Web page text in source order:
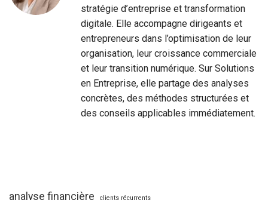
stratégie d’entreprise et transformation
digitale. Elle accompagne dirigeants et
entrepreneurs dans l’optimisation de leur
organisation, leur croissance commerciale
et leur transition numérique. Sur Solutions
en Entreprise, elle partage des analyses
concrètes, des méthodes structurées et
des conseils applicables immédiatement.
analyse financière clients récurrents